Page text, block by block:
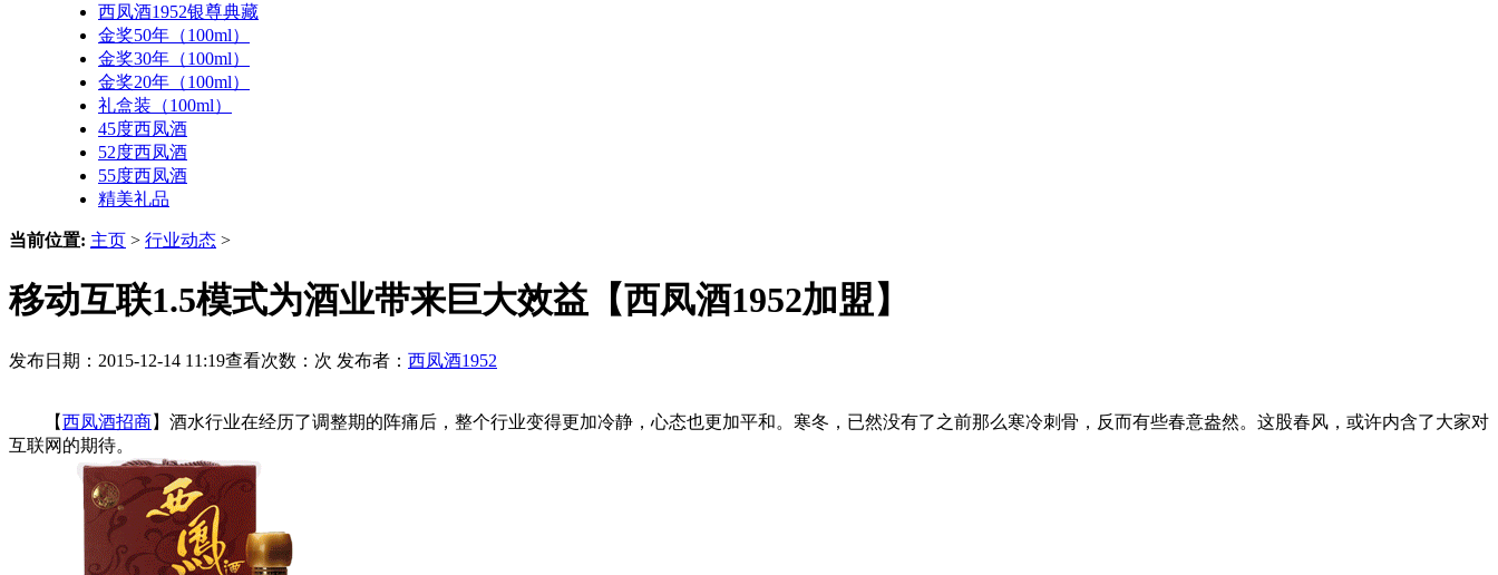
西凤酒1952银尊典藏
金奖50年（100ml）
金奖30年（100ml）
金奖20年（100ml）
礼盒装（100ml）
45度西凤酒
52度西凤酒
55度西凤酒
精美礼品
当前位置: 主页 > 行业动态 >
移动互联1.5模式为酒业带来巨大效益【西凤酒1952加盟】
发布日期：2015-12-14 11:19查看次数： 次 发布者： 西凤酒1952
【西凤酒招商】酒水行业在经历了调整期的阵痛后，整个行业变得更加冷静，心态也更加平和。寒冬，已然没有了之前那么寒冷刺骨，反而有些春意盎然。这股春风，或许内含了大家对
互联网的期待。